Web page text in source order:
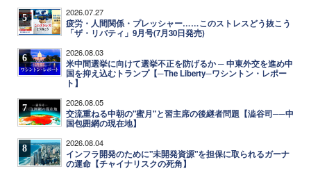
5 2026.07.27
疲労・人間関係・プレッシャー……このストレスどう抜こう
「ザ・リバティ」9月号(7月30日発売)
6 2026.08.03
米中間選挙に向けて選挙不正を防げるか ─ 中東外交を進め中
国を抑え込むトランプ【─The Liberty─ワシントン・レポー
ト】
7 2026.08.05
交流重ねる中朝の"蜜月"と習主席の後継者問題【澁谷司──中
国包囲網の現在地】
8 2026.08.04
インフラ開発のために"未開発資源"を担保に取られるガーナ
の運命【チャイナリスクの死角】